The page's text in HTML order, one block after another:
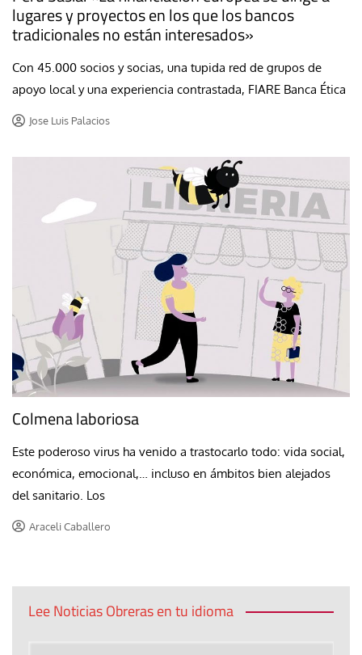
lugares y proyectos en los que los bancos
tradicionales no están interesados»
Con 45.000 socios y socias, una tupida red de grupos de
apoyo local y una experiencia contrastada, FIARE Banca Ética
Jose Luis Palacios
Colmena laboriosa
Este poderoso virus ha venido a trastocarlo todo: vida social,
económica, emocional,… incluso en ámbitos bien alejados
del sanitario. Los
Araceli Caballero
Lee Noticias Obreras en tu idioma